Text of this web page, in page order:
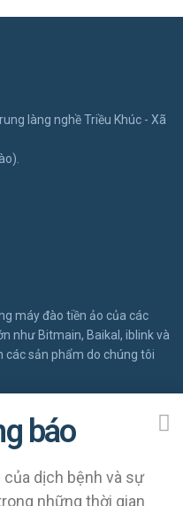
làng nghề Triều Khúc - Xã
máy đào tiền ảo của các
như Bitmain, Baikal, iblink và
các sản phẩm do chúng tôi
báo
của dịch bệnh và sự
những thời gian